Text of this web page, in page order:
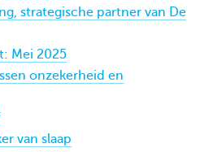
strategische partner van De
Mei 2025
onzekerheid en
van slaap